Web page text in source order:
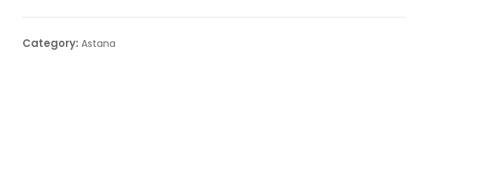
Category: Astana